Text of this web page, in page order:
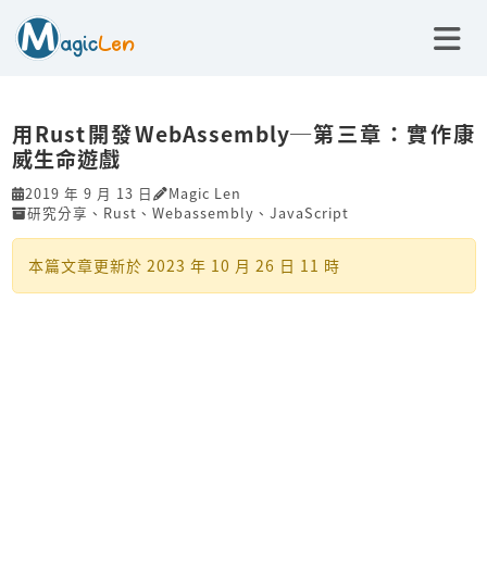
用Rust開發Web­Assembly─第三章：實作康
威生命遊戲
2019 年 9 月 13 日
Magic Len
研究分享 、 Rust 、 Webassembly 、 JavaScript
本篇文章更新於 2023 年 10 月 26 日 11 時